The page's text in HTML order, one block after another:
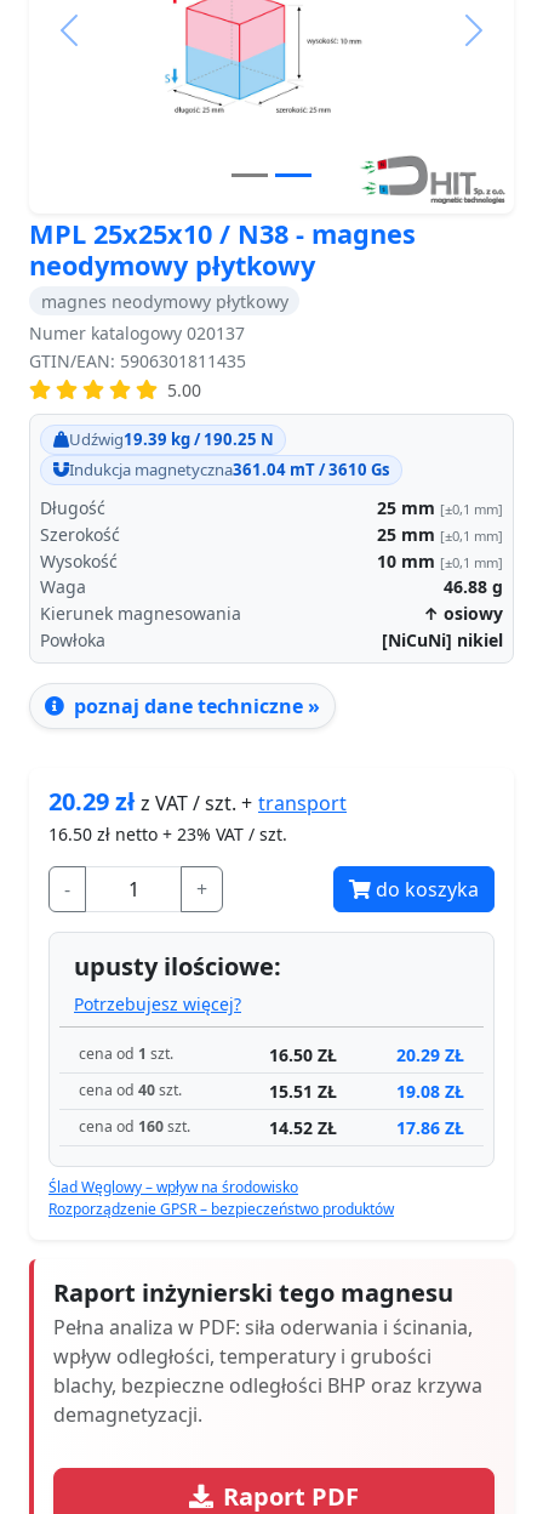
Previous Next
MPL 25x25x10 / N38 - magnes
neodymowy płytkowy
magnes neodymowy płytkowy
Numer katalogowy 020137
GTIN/EAN: 5906301811435
5.00
Udźwig19.39 kg / 190.25 N
Indukcja magnetyczna361.04 mT / 3610 Gs
Długość 25 mm [±0,1 mm]
Szerokość 25 mm [±0,1 mm]
Wysokość 10 mm [±0,1 mm]
Waga 46.88 g
Kierunek magnesowania
↑ osiowy
Powłoka
[NiCuNi] nikiel
poznaj dane techniczne »
20.29złz VAT / szt. + transport
16.50 zł netto + 23% VAT / szt.
- + do koszyka
upusty ilościowe:
Potrzebujesz więcej?
cena od 1 szt. 16.50 ZŁ 20.29 ZŁ
cena od 40szt. 15.51 ZŁ 19.08 ZŁ
cena od 160szt. 14.52 ZŁ 17.86 ZŁ
Ślad Węglowy – wpływ na środowisko
Rozporządzenie GPSR – bezpieczeństwo produktów
Raport inżynierski tego magnesu
Pełna analiza w PDF: siła oderwania i ścinania,
wpływ odległości, temperatury i grubości
blachy, bezpieczne odległości BHP oraz krzywa
demagnetyzacji.
Raport PDF